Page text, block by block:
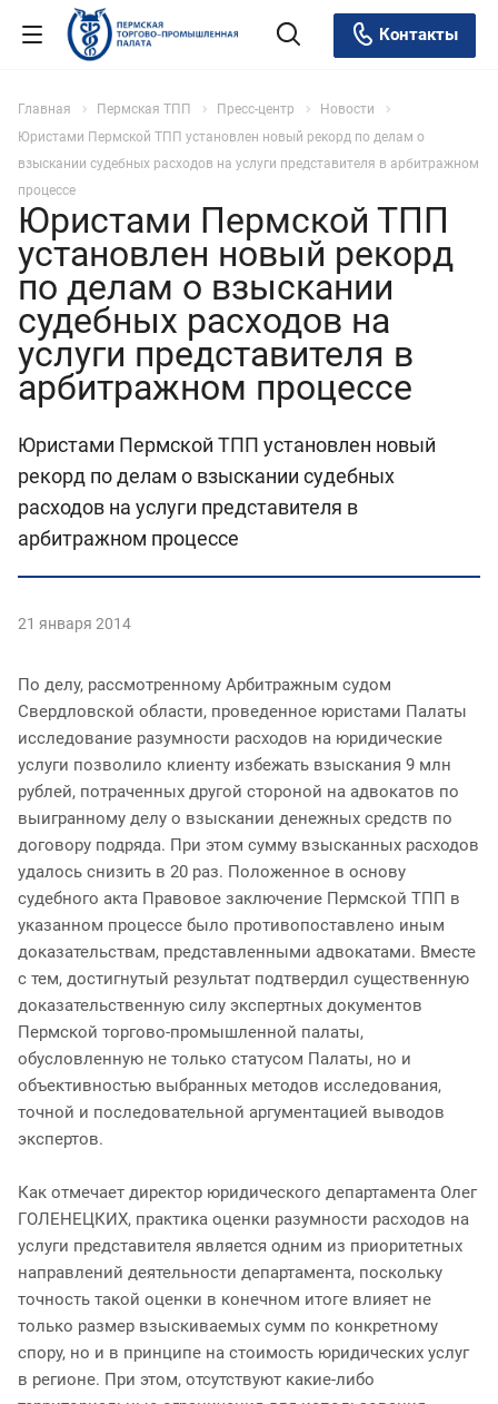
Контакты
Главная Пермская ТПП Пресс-центр
Новости
Юристами Пермской ТПП установлен новый рекорд по делам о
взыскании судебных расходов на услуги представителя в арбитражном
процессе
Юристами Пермской ТПП
установлен новый рекорд
по делам о взыскании
судебных расходов на
услуги представителя в
арбитражном процессе
Юристами Пермской ТПП установлен новый
рекорд по делам о взыскании судебных
расходов на услуги представителя в
арбитражном процессе
21 января 2014
По делу, рассмотренному Арбитражным судом
Свердловской области, проведенное юристами Палаты
исследование разумности расходов на юридические
услуги позволило клиенту избежать взыскания 9 млн
рублей, потраченных другой стороной на адвокатов по
выигранному делу о взыскании денежных средств по
договору подряда. При этом сумму взысканных расходов
удалось снизить в 20 раз. Положенное в основу
судебного акта Правовое заключение Пермской ТПП в
указанном процессе было противопоставлено иным
доказательствам, представленными адвокатами. Вместе
с тем, достигнутый результат подтвердил существенную
доказательственную силу экспертных документов
Пермской торгово-промышленной палаты,
обусловленную не только статусом Палаты, но и
объективностью выбранных методов исследования,
точной и последовательной аргументацией выводов
экспертов.
Как отмечает директор юридического департамента Олег
ГОЛЕНЕЦКИХ, практика оценки разумности расходов на
услуги представителя является одним из приоритетных
направлений деятельности департамента, поскольку
точность такой оценки в конечном итоге влияет не
только размер взыскиваемых сумм по конкретному
спору, но и в принципе на стоимость юридических услуг
в регионе. При этом, отсутствуют какие-либо